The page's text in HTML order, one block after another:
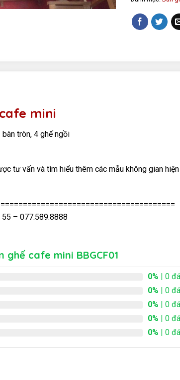
mini
tròn, 4 ghế ngồi
tư vấn và tìm hiểu thêm các mẫu không gian
55 – 077.589.8888
ghế cafe mini BBGCF01
0% | 0
0% | 0
0% | 0
0% | 0
0% | 0